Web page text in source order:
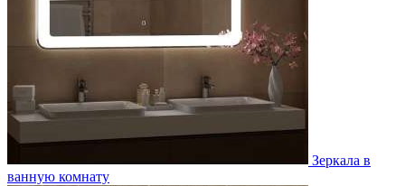
Зеркала в
ванную комнату